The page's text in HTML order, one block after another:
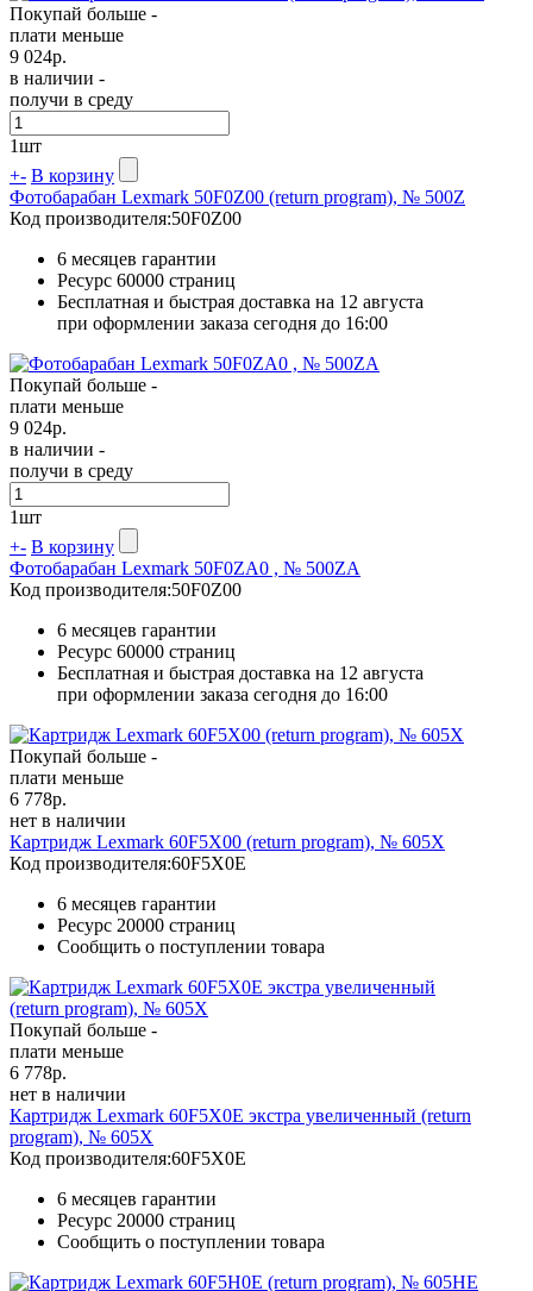
Покупай больше -
плати меньше
9 024р.
в наличии -
получи в среду
1шт
+- В корзину
Фотобарабан Lexmark 50F0Z00 (return program), № 500Z
Код производителя:50F0Z00
6 месяцев гарантии
Ресурс 60000 страниц
Бесплатная и быстрая доставка на 12 августа
при оформлении заказа сегодня до 16:00
Покупай больше -
плати меньше
9 024р.
в наличии -
получи в среду
1шт
+- В корзину
Фотобарабан Lexmark 50F0ZA0 , № 500ZA
Код производителя:50F0Z00
6 месяцев гарантии
Ресурс 60000 страниц
Бесплатная и быстрая доставка на 12 августа
при оформлении заказа сегодня до 16:00
Покупай больше -
плати меньше
6 778р.
нет в наличии
Картридж Lexmark 60F5X00 (return program), № 605X
Код производителя:60F5X0E
6 месяцев гарантии
Ресурс 20000 страниц
Сообщить о поступлении товара
Покупай больше -
плати меньше
6 778р.
нет в наличии
Картридж Lexmark 60F5X0E экстра увеличенный (return
program), № 605X
Код производителя:60F5X0E
6 месяцев гарантии
Ресурс 20000 страниц
Сообщить о поступлении товара